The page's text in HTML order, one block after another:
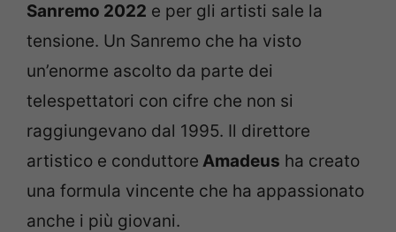
Sanremo 2022 e per gli artisti sale la
tensione. Un Sanremo che ha visto
un’enorme ascolto da parte dei
telespettatori con cifre che non si
raggiungevano dal 1995. Il direttore
artistico e conduttore Amadeus ha creato
una formula vincente che ha appassionato
anche i più giovani.